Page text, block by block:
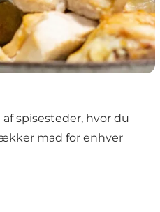
spisesteder, hvor du
mad for enhver